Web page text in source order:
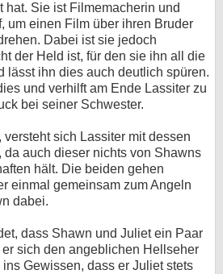
hat. Sie ist Filmemacherin und
um einen Film über ihren Bruder
Dabei ist sie jedoch
der Held ist, für den sie ihn all die
lässt ihn dies auch deutlich spüren.
und verhilft am Ende Lassiter zu
bei seiner Schwester.
sich Lassiter mit dessen
da auch dieser nichts von Shawns
hält. Die beiden gehen
einmal gemeinsam zum Angeln
dabei.
dass Shawn und Juliet ein Paar
sich den angeblichen Hellseher
Gewissen, dass er Juliet stets